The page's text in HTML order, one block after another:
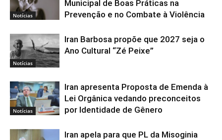
Notícias
Municipal de Boas Práticas na
Prevenção e no Combate à Violência
Notícias
Iran Barbosa propõe que 2027 seja o
Ano Cultural “Zé Peixe”
Notícias
Iran apresenta Proposta de Emenda à
Lei Orgânica vedando preconceitos
por Identidade de Gênero
Iran apela para que PL da Misoginia